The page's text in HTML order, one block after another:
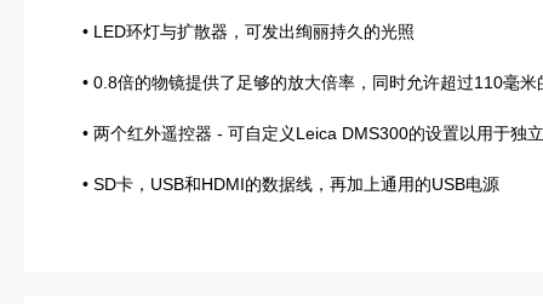
• LED环灯与扩散器，可发出绚丽持久的光照
• 0.8倍的物镜提供了足够的放大倍率，同时允许超过110毫米
• 两个红外遥控器 - 可自定义Leica DMS300的设置以用于独
• SD卡，USB和HDMI的数据线，再加上通用的USB电源